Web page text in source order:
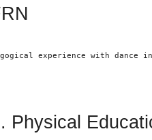
experience with
Physical